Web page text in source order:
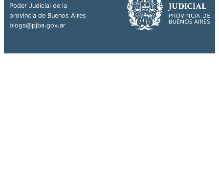
Poder Judicial de la
provincia de Buenos Aires
blogs@pjba.gov.ar